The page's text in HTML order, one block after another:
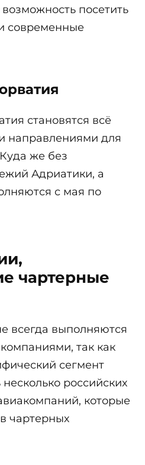
посетить
современные
становятся всё
направлениями для
же без
Адриатики, а
с мая по
чартерные
всегда выполняются
так как
сегмент
российских
которые
чартерных